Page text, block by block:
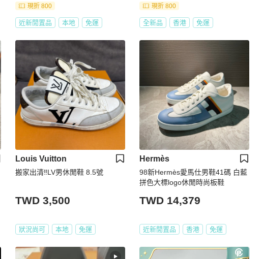
現折 800
近新閒置品 本地 免運
現折 800
全新品 香港 免運
Louis Vuitton
搬家出清‼️LV男休閒鞋 8.5號
TWD 3,500
狀況尚可 本地 免運
Hermès
98新Hermès愛馬仕男鞋41碼 白藍
拼色大標logo休閒時尚板鞋
TWD 14,379
近新閒置品 香港 免運